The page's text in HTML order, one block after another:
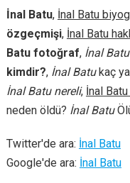
İnal Batu, İnal Batu
özgeçmişi, İnal Batu
Batu fotoğraf, İnal
kimdir?, İnal Batukaç
İnal Batu nereli, İnal Batu
neden öldü? İnal Batu
Twitter'de ara: İnal Batu
Google'de ara: İnal Batu